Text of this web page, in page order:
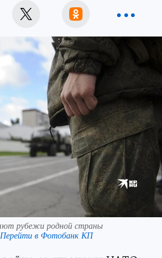
рубежи родной страны
Перейти в Фотобанк КП